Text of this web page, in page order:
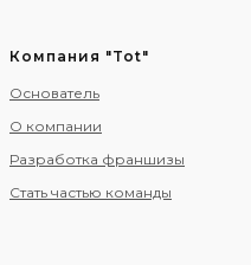
Компания "Tot"
Основатель
О компании
Разработка франшизы
Стать частью команды